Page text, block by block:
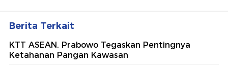
Berita Terkait
KTT ASEAN, Prabowo Tegaskan Pentingnya
Ketahanan Pangan Kawasan